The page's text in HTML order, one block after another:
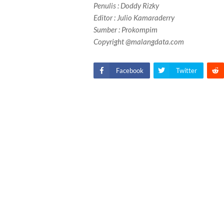
Penulis: Doddy Rizky
Editor : Julio Kamaraderry
Sumber : Prokompim
Copyright @malangdata.com
Facebook Twitter